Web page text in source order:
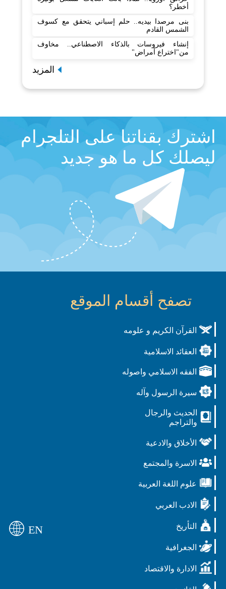
أخطر؟
بنى مرصدا بيديه.. حلم إسباني يتحقق مع كسوف
الشمس القادم
إنشاء فيروسات بالذكاء الاصطناعي.. مخاوف
من"اختراع أمراض"
المزيد
اشترك بقناتنا على التلجرام
ليصلك كل ما هو جديد
تصفح أقسام الموقع
القرآن الكريم و علومه
العقائد الاسلامية
الفقه الاسلامي واصوله
سيرة الرسول وآله
الحديث والرجال
والتراجم
الأخلاق والادعية
الاسرة والمجتمع
علوم اللغة العربية
الادب العربي
التأريخ
الجغرافية
الادارة والاقتصاد
EN